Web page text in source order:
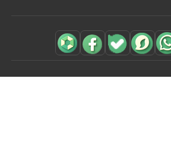
مشاهده محصولات(1)